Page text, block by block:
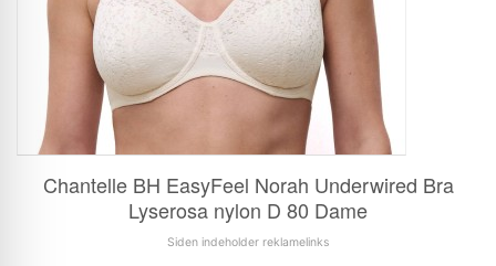
Chantelle BH EasyFeel Norah Underwired Bra
Lyserosa nylon D 80 Dame
Siden indeholder reklamelinks